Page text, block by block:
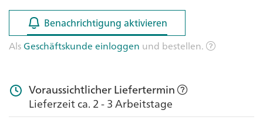
Benachrichtigung aktivieren
Benachrichtigung aktivieren
AlsGeschäftskunde einloggen und bestellen.
Voraussichtlicher Liefertermin
Lieferzeit ca. 2 - 3 Arbeitstage